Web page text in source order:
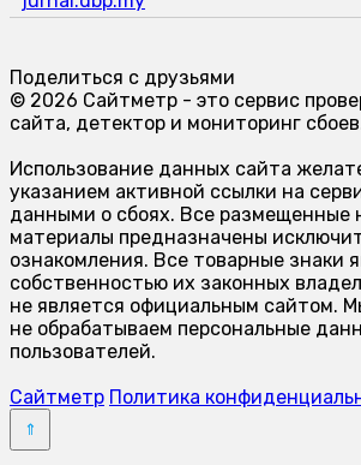
Поделиться с друзьями
© 2026 Сайтметр - это сервис
сайта, детектор и мониторинг
Использование данных сайта
указанием активной ссылки на
данными о сбоях. Все размещенные
материалы предназначены
ознакомления. Все товарные знаки
собственностью их законных
не является официальным сайтом.
не обрабатываем персональные
пользователей.
Сайтметр Политика